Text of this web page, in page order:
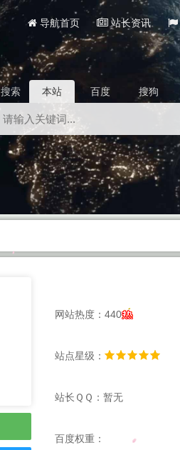
导航首页 站长资讯
搜索 本站 百度 搜狗
网站热度：440
站点星级：
站长ＱＱ：暂无
百度权重：